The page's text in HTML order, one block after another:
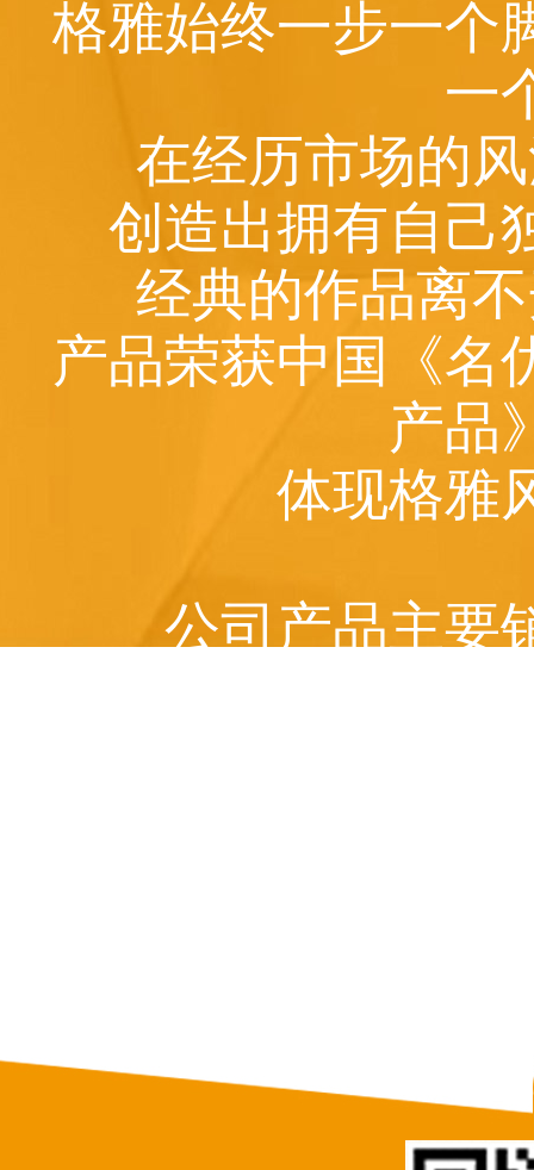
格雅始终一步一个
一
在经历市场的
创造出拥有自己
经典的作品离
产品荣获中国《名
产品
体现格雅
公司产品主要